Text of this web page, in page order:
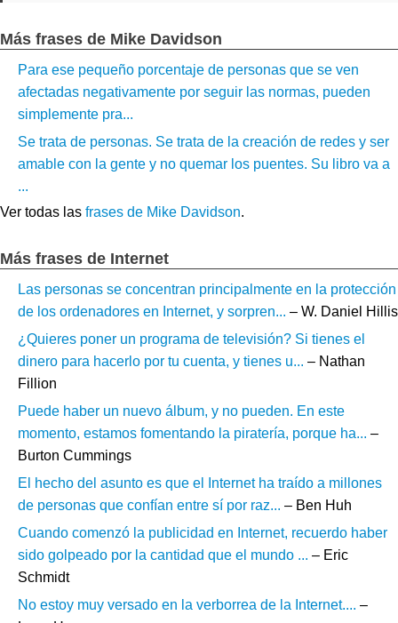
Más frases de Mike Davidson
Para ese pequeño porcentaje de personas que se ven
afectadas negativamente por seguir las normas, pueden
simplemente pra...
Se trata de personas. Se trata de la creación de redes y ser
amable con la gente y no quemar los puentes. Su libro va a
...
Ver todas las frases de Mike Davidson.
Más frases de Internet
Las personas se concentran principalmente en la protección
de los ordenadores en Internet, y sorpren... – W. Daniel Hillis
¿Quieres poner un programa de televisión? Si tienes el
dinero para hacerlo por tu cuenta, y tienes u... – Nathan
Fillion
Puede haber un nuevo álbum, y no pueden. En este
momento, estamos fomentando la piratería, porque ha... –
Burton Cummings
El hecho del asunto es que el Internet ha traído a millones
de personas que confían entre sí por raz... – Ben Huh
Cuando comenzó la publicidad en Internet, recuerdo haber
sido golpeado por la cantidad que el mundo ... – Eric
Schmidt
No estoy muy versado en la verborrea de la Internet.... –